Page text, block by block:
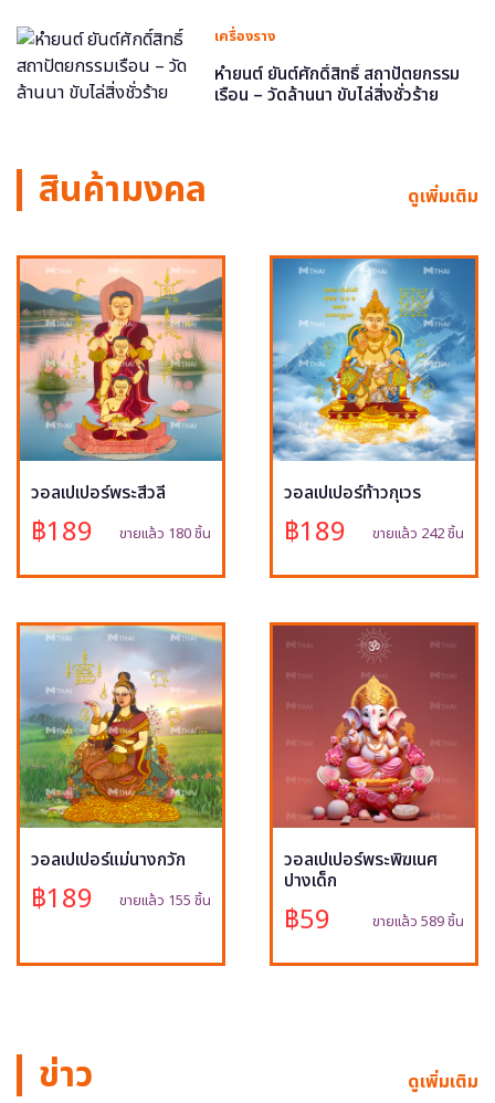
เครื่องราง
หำยนต์ ยันต์ศักดิ์สิทธิ์ สถาปัตยกรรม
เรือน – วัดล้านนา ขับไล่สิ่งชั่วร้าย
สินค้ามงคล ดูเพิ่มเติม
วอลเปเปอร์พระสีวลี
฿189 ขายแล้ว 180 ชิ้น
วอลเปเปอร์ท้าวกุเวร
฿189 ขายแล้ว 242 ชิ้น
วอลเปเปอร์แม่นางกวัก
฿189 ขายแล้ว 155 ชิ้น
วอลเปเปอร์พระพิฆเนศ
ปางเด็ก
฿59 ขายแล้ว 589 ชิ้น
ข่าว ดูเพิ่มเติม